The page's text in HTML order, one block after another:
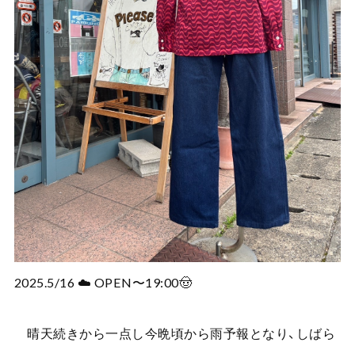
2025.5/16 ☁️ OPEN〜19:00🤠
晴天続きから一点し今晩頃から雨予報となり、しばら